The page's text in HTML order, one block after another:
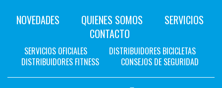
NOVEDADES QUIENES SOMOS
SERVICIOS
CONTACTO
SERVICIOS OFICIALES
DISTRIBUIDORES BICICLETAS
DISTRIBUIDORES FITNESS
CONSEJOS DE SEGURIDAD